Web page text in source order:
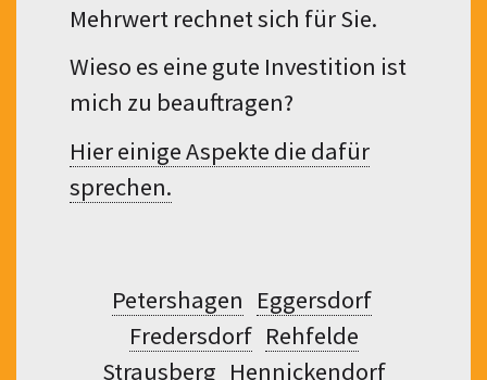
Mehrwert rechnet sich für Sie.
Wieso es eine gute Investition ist
mich zu beauftragen?
Hier einige Aspekte die dafür
sprechen.
Petershagen Eggersdorf
Fredersdorf Rehfelde
Strausberg Hennickendorf